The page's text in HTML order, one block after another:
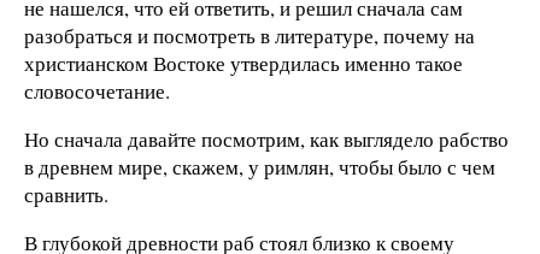
не нашелся, что ей ответить, и решил сначала сам
разобраться и посмотреть в литературе, почему на
христианском Востоке утвердилась именно такое
словосочетание.
Но сначала давайте посмотрим, как выглядело рабство
в древнем мире, скажем, у римлян, чтобы было с чем
сравнить.
В глубокой древности раб стоял близко к своему